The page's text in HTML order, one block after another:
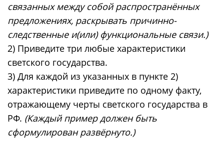
связанных между собой распространённых
предложениях, раскрывать причинно-
следственные и(или) функциональные связи.)
2) Приведите три любые характеристики
светского государства.
3) Для каждой из указанных в пункте 2)
характеристики приведите по одному факту,
отражающему черты светского государства в
РФ. (Каждый пример должен быть
сформулирован развёрнуто.)